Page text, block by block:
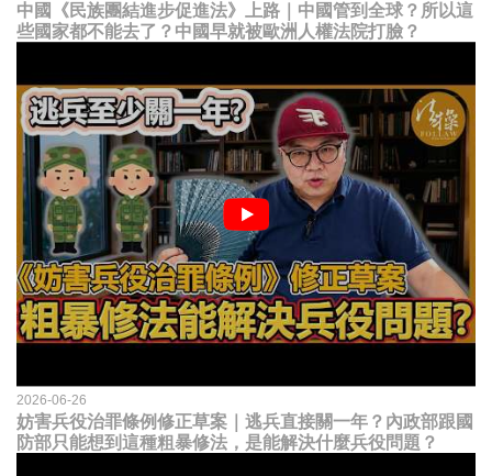
中國《民族團結進步促進法》上路｜中國管到全球？所以這
些國家都不能去了？中國早就被歐洲人權法院打臉？
2026-06-26
妨害兵役治罪條例修正草案｜逃兵直接關一年？內政部跟國
防部只能想到這種粗暴修法，是能解決什麼兵役問題？